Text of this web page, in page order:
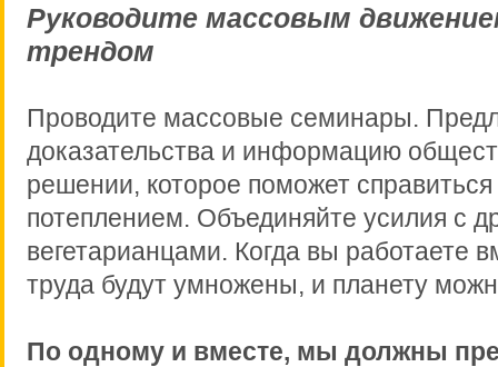
Руководите массовым
трендом
Проводите массовые семинары.
доказательства и информацию
решении, которое поможет
потеплением. Объединяйте усилия с
вегетарианцами. Когда вы работаете
труда будут умножены, и планету
По одному и вместе, мы должны